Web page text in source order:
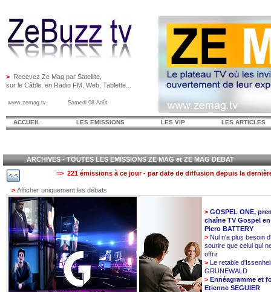
> Recevez Ze Mag par Satellite,
sur le Câble, en Radio FM, Web, Tablette...
www.zemag.tv Samedi 08 Août
ACCUEIL LES EMISSIONS LES VIP LES ARTICLES
ARCHIVES - TOUTES LES EMISSIONS ZE MAG et ZE MAG DEBAT
=> 221 émissions à ce jour - par date de diffusion depuis la
> Afficher uniquement les débats
> GOSPEL ONE,
chaîne TV Gospel
Piero BATTERY
> Nul n'a plus besoin
sourire que celui qui
offrir
> Le retable
GRUNEWALD
> Ennéagramme et
Etienne SEGUIER